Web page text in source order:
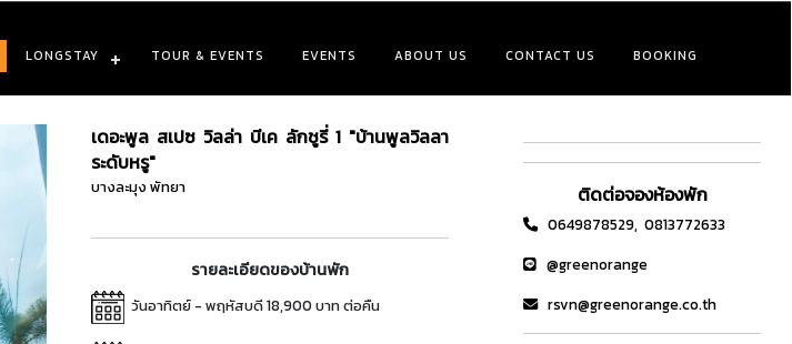
LONGSTAY TOUR & EVENTS EVENTS ABOUT US CONTACT US BOOKING
เดอะพูล สเปซ วิลล่า บีเค ลักชูรี่ 1 "บ้านพูลวิลลา
ระดับหรู"
บางละมุง พัทยา
รายละเอียดของบ้านพัก
วันอาทิตย์ - พฤหัสบดี 18,900 บาท ต่อคืน
ติดต่อจองห้องพัก
0649878529, 0813772633
@greenorange
rsvn@greenorange.co.th